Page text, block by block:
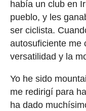
había un club en
pueblo, y les
ser ciclista.
autosuficiente me
versatilidad y la
Yo he sido
me redirigí para
ha dado